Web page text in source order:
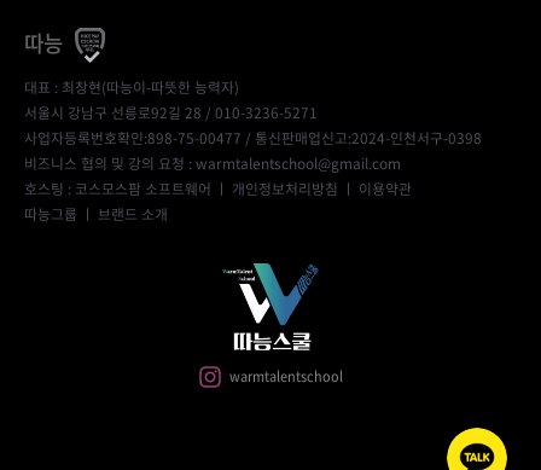
따능
대표 : 최창현(따능이-따뜻한 능력자)
서울시 강남구 선릉로92길 28 / 010-3236-5271
사업자등록번호확인:898-75-00477 / 통신판매업신고:2024-인천서구-0398
비즈니스 협의 및 강의 요청 : warmtalentschool@gmail.com
호스팅 : 코스모스팜 소프트웨어 ㅣ 개인정보처리방침 ㅣ 이용약관
따능그룹 ㅣ 브랜드 소개
warmtalentschool